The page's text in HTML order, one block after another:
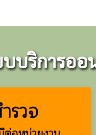
บริการออ
รวจ